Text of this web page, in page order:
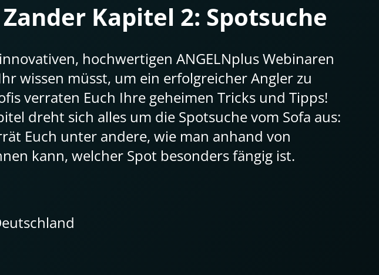
Kapitel 2: Spotsuche
hochwertigen ANGELNplus Webinaren
wissen müsst, um ein erfolgreicher Angler zu
verraten Euch Ihre geheimen Tricks und Tipps!
dreht sich alles um die Spotsuche vom Sofa aus:
Euch unter andere, wie man anhand von
kann, welcher Spot besonders fängig ist.